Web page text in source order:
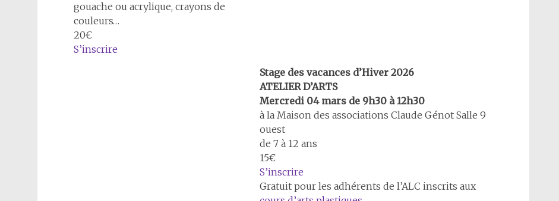
gouache ou acrylique, crayons de
couleurs…
20€
S’inscrire
Stage des vacances d’Hiver 2026
ATELIER D’ARTS
Mercredi 04 mars de 9h30 à 12h30
à la Maison des associations Claude Génot Salle 9
ouest
de 7 à 12 ans
15€
S’inscrire
Gratuit pour les adhérents de l’ALC inscrits aux